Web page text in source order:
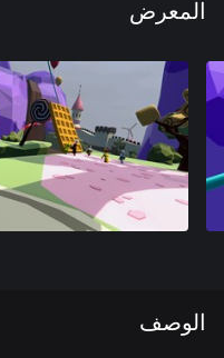
المعرض
الوصف